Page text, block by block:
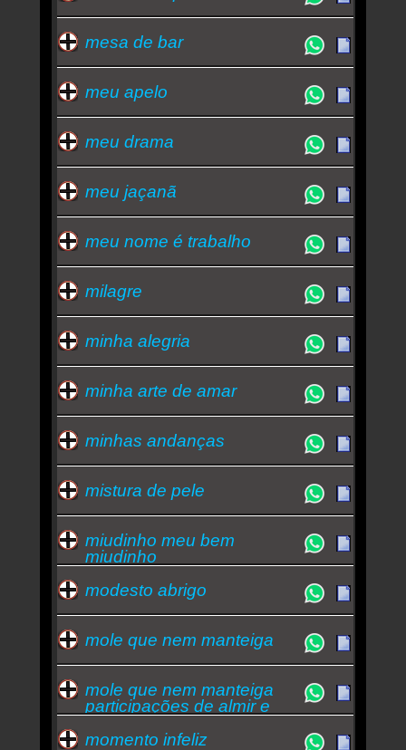
mesa de bar
meu apelo
meu drama
meu jaçanã
meu nome é trabalho
milagre
minha alegria
minha arte de amar
minhas andanças
mistura de pele
miudinho meu bem
miudinho
modesto abrigo
mole que nem manteiga
mole que nem manteiga
participações de almir e
zeca pagodinho
momento infeliz